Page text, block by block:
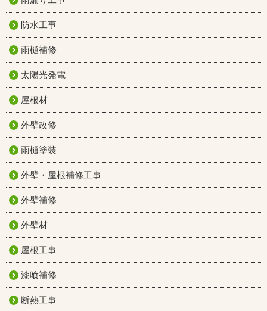
防水工事
雨樋補修
太陽光発電
屋根材
外壁改修
雨樋塗装
外壁・屋根補修工事
外壁補修
外壁材
屋根工事
漆喰補修
断熱工事